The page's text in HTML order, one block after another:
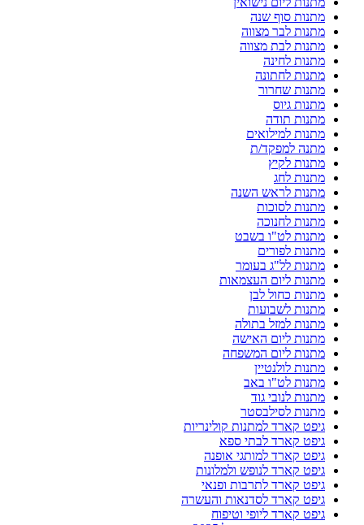
מתנות סוף שנה
מתנות לבר מצווה
מתנות לבת מצווה
מתנות לחינה
מתנות לחתונה
מתנות שחרור
מתנות גיוס
מתנות תודה
מתנות למילואים
מתנה למפקד/ת
מתנות לקיץ
מתנות לחג
מתנות לראש השנה
מתנות לסוכות
מתנות לחנוכה
מתנות לט"ו בשבט
מתנות לפורים
מתנות לל"ג בעומר
מתנות ליום העצמאות
מתנות כחול לבן
מתנות לשבועות
מתנות למזל בתולה
מתנות ליום האישה
מתנות ליום המשפחה
מתנות לולנטיין
מתנות לט"ו באב
מתנות לנובי גוד
מתנות לסילבסטר
גיפט קארד למתנות קולינריות
גיפט קארד לבתי ספא
גיפט קארד למותגי אופנה
גיפט קארד לנופש ולמלונות
גיפט קארד לתרבות ופנאי
גיפט קארד לסדנאות והעשרה
גיפט קארד ליופי וטיפוח